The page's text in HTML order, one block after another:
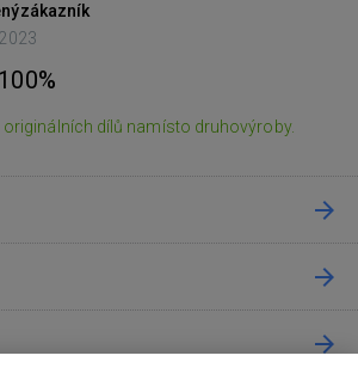
zákazník
100%
dílů namísto druhovýroby.